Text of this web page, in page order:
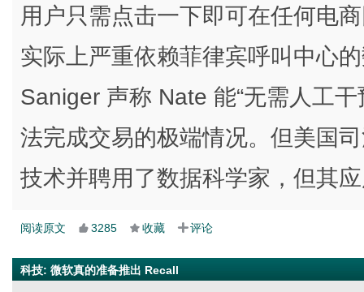
用户只需点击一下即可在任何电
实际上严重依赖菲律宾呼叫中心
Saniger 声称 Nate 能“无需人工
法完成交易的极端情况。但美国
技术并聘用了数据科学家，但其
阅读原文 3285 收藏 评论
科技: 微软真的准备推出 Recall